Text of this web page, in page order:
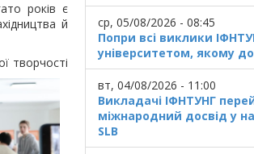
років є
й
творчості
ср, 05/08/2026 - 08:45
Попри всі виклики
університетом, якому
вт, 04/08/2026 - 11:00
Викладачі ІФНТУНГ
міжнародний досвід у
SLB